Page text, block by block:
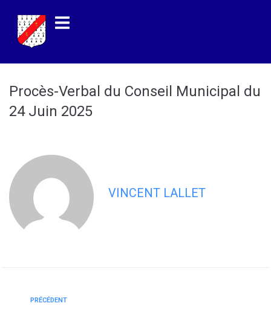
principal
Procès-Verbal du Conseil Municipal du
24 Juin 2025
VINCENT LALLET
PRÉCÉDENT